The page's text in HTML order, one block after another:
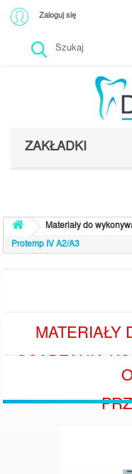
Zaloguj się
ZAKŁADKI
Materiały do
Protemp IV A2/A3
MATERIAŁY